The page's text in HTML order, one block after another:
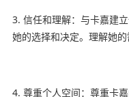
3. 信任和理解：与卡嘉建
她的选择和决定。理解她的
4. 尊重个人空间：尊重卡